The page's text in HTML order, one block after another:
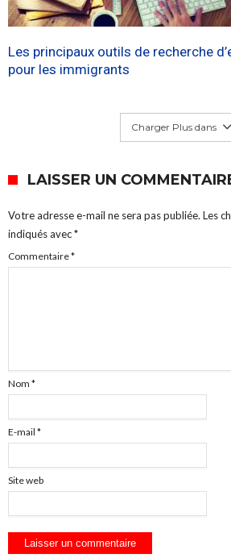
Les principaux outils de recherche
pour les immigrants
Charger Plus dans
LAISSER UN
Votre adresse e-mail ne sera pas publiée. Les
indiqués avec*
Commentaire*
Nom *
E-mail *
Site web